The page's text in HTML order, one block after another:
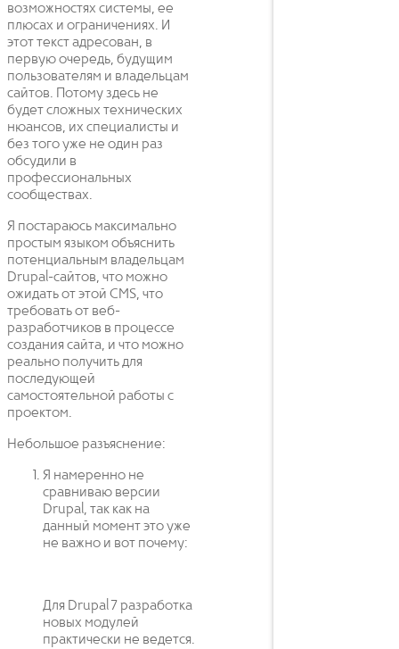
возможностях системы, ее
плюсах и ограничениях. И
этот текст адресован, в
первую очередь, будущим
пользователям и владельцам
сайтов. Потому здесь не
будет сложных технических
нюансов, их специалисты и
без того уже не один раз
обсудили в
профессиональных
сообществах.
Я постараюсь максимально
простым языком объяснить
потенциальным владельцам
Drupal-сайтов, что можно
ожидать от этой CMS, что
требовать от веб-
разработчиков в процессе
создания сайта, и что можно
реально получить для
последующей
самостоятельной работы с
проектом.
Небольшое разъяснение:
Я намеренно не
сравниваю версии
Drupal, так как на
данный момент это уже
не важно и вот почему:
Для Drupal 7 разработка
новых модулей
практически не ведется.